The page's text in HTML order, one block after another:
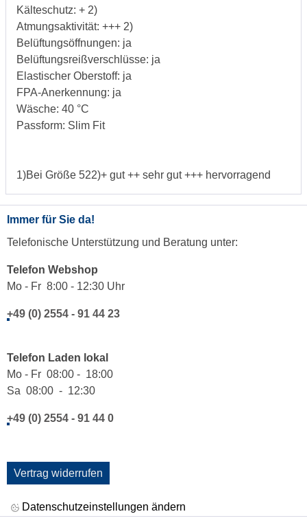
Kälteschutz: + 2)
Atmungsaktivität: +++ 2)
Belüftungsöffnungen: ja
Belüftungsreißverschlüsse: ja
Elastischer Oberstoff: ja
FPA-Anerkennung: ja
Wäsche: 40 °C
Passform: Slim Fit
1)Bei Größe 522)+ gut ++ sehr gut +++ hervorragend
Immer für Sie da!
Telefonische Unterstützung und Beratung unter:
Telefon Webshop
Mo - Fr 8:00 - 12:30 Uhr
+49 (0) 2554 - 91 44 23
Telefon Laden lokal
Mo - Fr 08:00 - 18:00
Sa 08:00 - 12:30
+49 (0) 2554 - 91 44 0
Vertrag widerrufen
Datenschutzeinstellungen ändern